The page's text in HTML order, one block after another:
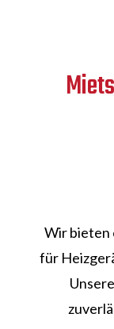
Wir bieten
für